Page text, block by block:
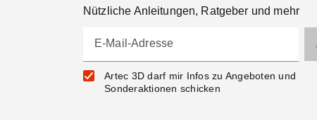
Nützliche Anleitungen, Ratgeber und mehr
E-Mail-Adresse
Artec 3D darf mir Infos zu Angeboten und
Sonderaktionen schicken